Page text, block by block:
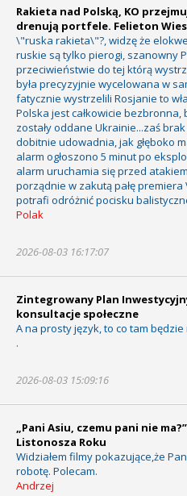
Rakieta nad Polską, KO
drenują portfele. Felieton
\"ruska rakieta\"?, widzę że
ruskie są tylko pierogi, szanowny
przeciwieństwie do tej którą
była precyzyjnie wycelowana w
fatycznie wystrzelili Rosjanie to
Polska jest całkowicie
zostały oddane Ukrainie...zaś
dobitnie udowadnia, jak głęboko
alarm ogłoszono 5 minut po
alarm uruchamia się przed
porządnie w zakutą pałę
potrafi odróżnić pocisku
Polak
2026-08-03 16:17:07
Zintegrowany Plan
konsultacje społeczne
A na prosty język, to co tam będzie
.
2026-08-03 15:09:16
„Pani Asiu, czemu pani nie
Listonosza Roku
Widziałem filmy pokazujące,że
robotę. Polecam.
Andrzej